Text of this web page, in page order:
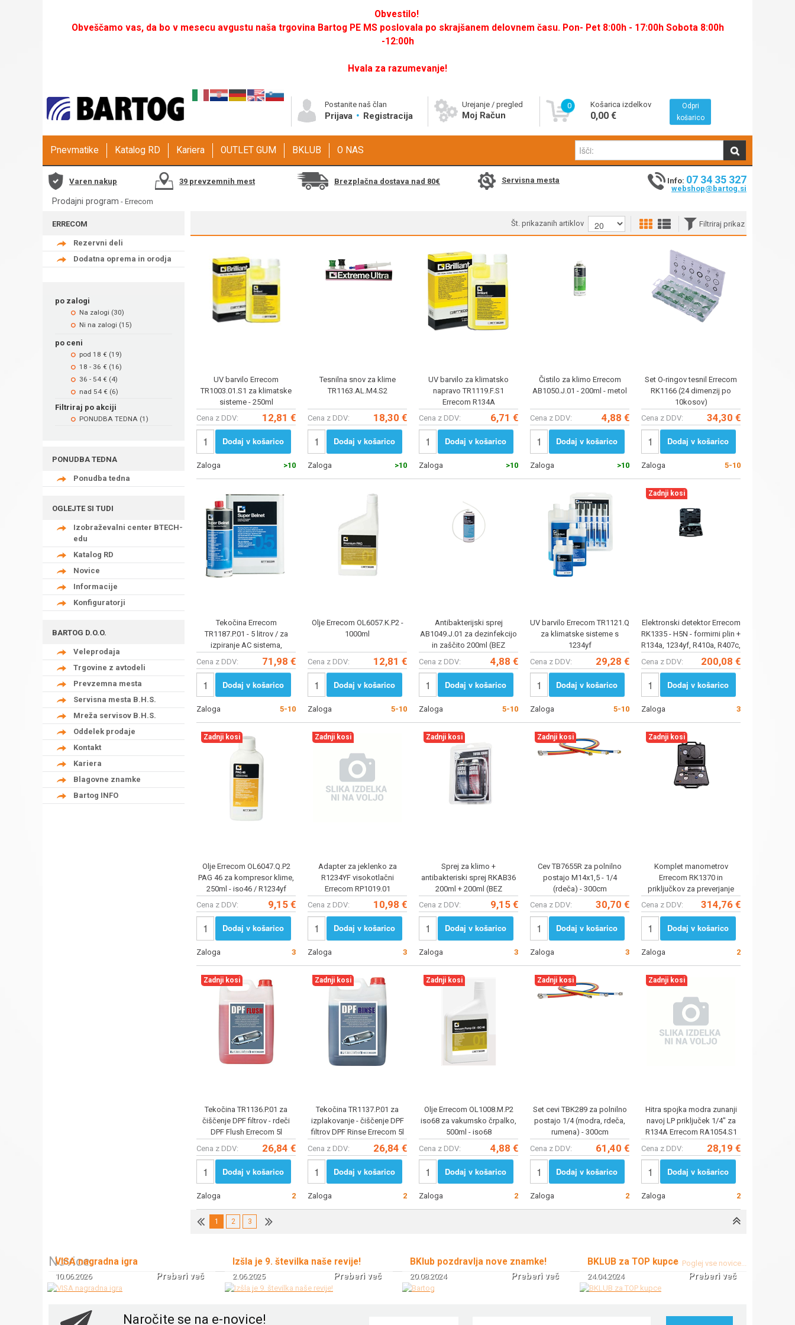
Obvestilo!
Obveščamo vas, da bo v mesecu avgustu naša trgovina Bartog PE MS poslovala po skrajšanem delovnem času. Pon- Pet 8:00h - 17:00h Sobota 8:00h
-12:00h
Hvala za razumevanje!
Postanite naš član
Prijava Registracija
Urejanje / pregled
Moj Račun
0 Košarica izdelkov
0,00 €
Odpri
košarico
Pnevmatike Katalog RD Kariera OUTLET GUM BKLUB O NAS
Varen nakup 39 prevzemnih mest Brezplačna dostava nad 80€ Servisna mesta Info: 07 34 35 327
webshop@bartog.si
Prodajni program - Errecom
ERRECOM
Rezervni deli
Dodatna oprema in orodja
po zalogi
Na zalogi (30)
Ni na zalogi (15)
po ceni
pod 18 € (19)
18 - 36 € (16)
36 - 54 € (4)
nad 54 € (6)
Filtriraj po akciji
PONUDBA TEDNA (1)
PONUDBA TEDNA
Ponudba tedna
OGLEJTE SI TUDI
Izobraževalni center BTECH-
edu
Katalog RD
Novice
Informacije
Konfiguratorji
BARTOG D.O.O.
Veleprodaja
Trgovine z avtodeli
Prevzemna mesta
Servisna mesta B.H.S.
Mreža servisov B.H.S.
Oddelek prodaje
Kontakt
Kariera
Blagovne znamke
Bartog INFO
Filtriraj prikaz
Št. prikazanih artiklov
UV barvilo Errecom
TR1003.01.S1 za klimatske
sisteme - 250ml
Cena z DDV:
12,81 €
Dodaj v košarico
Zaloga >10
Tesnilna snov za klime
TR1163.AL.M4.S2
Cena z DDV: 18,30 €
Dodaj v košarico
Zaloga >10
UV barvilo za klimatsko
napravo TR1119.F.S1
Errecom R134A
Cena z DDV:
6,71 €
Dodaj v košarico
Zaloga >10
Čistilo za klimo Errecom
AB1050.J.01 - 200ml - metol
Cena z DDV: 4,88 €
Dodaj v košarico
Zaloga >10
Set O-ringov tesnil Errecom
RK1166 (24 dimenzij po
10kosov)
Cena z DDV:
34,30 €
Dodaj v košarico
Zaloga 5-10
Tekočina Errecom
TR1187.P.01 - 5 litrov / za
izpiranje AC sistema,
primerno za zračno,
električno čr
Cena z DDV: 71,98 €
Dodaj v košarico
Zaloga 5-10
Olje Errecom OL6057.K.P2 -
1000ml
Cena z DDV: 12,81 €
Dodaj v košarico
Zaloga 5-10
Antibakterijski sprej
AB1049.J.01 za dezinfekcijo
in zaščito 200ml (BEZ
BIOCIDA) Errecom
Cena z DDV: 4,88 €
Dodaj v košarico
Zaloga 5-10
UV barvilo Errecom TR1121.Q
za klimatske sisteme s
1234yf
Cena z DDV:
29,28 €
Dodaj v košarico
Zaloga 5-10
Zadnji kosi
Elektronski detektor Errecom
RK1335 - H5N - formirni plin +
R134a, 1234yf, R410a, R407c,
R32, R404a,
Cena z DDV: 200,08 €
Dodaj v košarico
Zaloga 3
Zadnji kosi
Olje Errecom OL6047.Q.P2
PAG 46 za kompresor klime,
250ml - iso46 / R1234yf
Cena z DDV:
9,15 €
Dodaj v košarico
Zaloga 3
Zadnji kosi
Adapter za jeklenko za
R1234YF visokotlačni
Errecom RP1019.01
Cena z DDV:
10,98 €
Dodaj v košarico
Zaloga 3
Zadnji kosi
Sprej za klimo +
antibakteriski sprej RKAB36
200ml + 200ml (BEZ
BIOCIDA) Errecom
Cena z DDV: 9,15 €
Dodaj v košarico
Zaloga 3
Zadnji kosi
Cev TB7655R za polnilno
postajo M14x1,5 - 1/4
(rdeča) - 300cm
Cena z DDV:
30,70 €
Dodaj v košarico
Zaloga 3
Zadnji kosi
Komplet manometrov
Errecom RK1370 in
priključkov za preverjanje
tesnosti z dušiko-vodikom -
1L jekle
Cena z DDV: 314,76 €
Dodaj v košarico
Zaloga 2
Zadnji kosi
Tekočina TR1136.P.01 za
čiščenje DPF filtrov - rdeči
DPF Flush Errecom 5l
Cena z DDV:
26,84 €
Dodaj v košarico
Zaloga 2
Zadnji kosi
Tekočina TR1137.P.01 za
izplakovanje - čiščenje DPF
filtrov DPF Rinse Errecom 5l
Cena z DDV:
26,84 €
Dodaj v košarico
Zaloga 2
Zadnji kosi
Olje Errecom OL1008.M.P2
iso68 za vakumsko črpalko,
500ml - iso68
Cena z DDV:
4,88 €
Dodaj v košarico
Zaloga 2
Zadnji kosi
Set cevi TBK289 za polnilno
postajo 1/4 (modra, rdeča,
rumena) - 300cm
Cena z DDV:
61,40 €
Dodaj v košarico
Zaloga 2
Zadnji kosi
Hitra spojka modra zunanji
navoj LP priključek 1/4" za
R134A Errecom RA1054.S1
Cena z DDV:
28,19 €
Dodaj v košarico
Zaloga 2
1 2 3
Novice Poglej vse novice...
VISA nagradna igra
10.06.2026 Preberi več
Izšla je 9. številka naše revije!
2.06.2025 Preberi več
BKlub pozdravlja nove znamke!
20.08.2024 Preberi več
BKLUB za TOP kupce
24.04.2024 Preberi več
Naročite se na e-novice!